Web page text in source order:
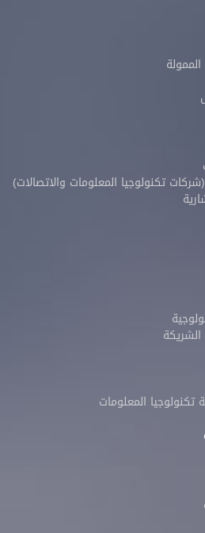
تكنولوجيا المعلومات والاتصالات)
المعلومات